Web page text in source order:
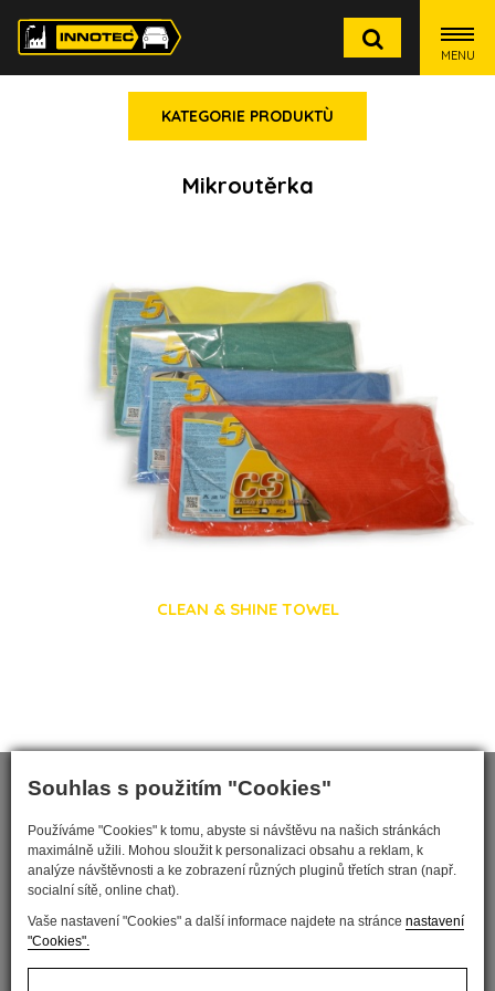
Souhlas s použitím "Cookies"
Používáme "Cookies" k tomu, abyste si návštěvu na našich stránkách
maximálně užili. Mohou sloužit k personalizaci obsahu a reklam, k
analýze návštěvnosti a ke zobrazení různých pluginů třetích stran (např.
socialní sítě, online chat).
Vaše nastavení "Cookies" a další informace najdete na stránce nastavení
"Cookies".
MENU
KATEGORIE PRODUKTÙ
Mikroutěrka
CLEAN & SHINE TOWEL